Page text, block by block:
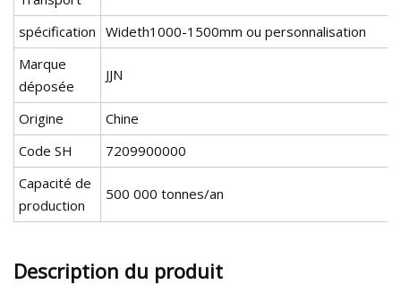
spécification Wideth1000-1500mm ou personnalisation
Marque
déposée
JJN
Origine
Chine
Code SH
7209900000
Capacité de
production
500 000 tonnes/an
Description du produit